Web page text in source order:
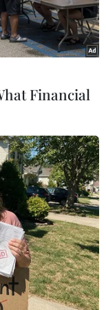
Chăn, gần
hợp
gây bệnh
hoàn thành
Financial